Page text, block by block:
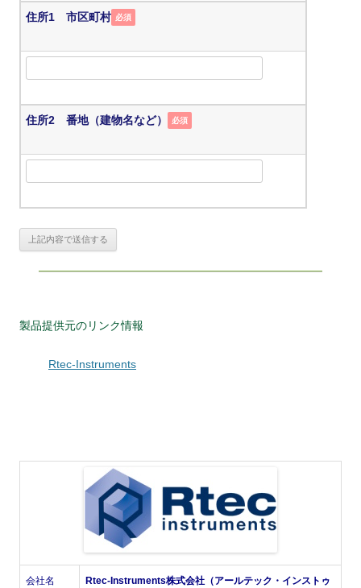
住所1 市区町村 必須
住所2 番地（建物名など） 必須
製品提供元のリンク情報
Rtec-Instruments
会社名
Rtec-Instruments株式会社（アールテック・インストゥ